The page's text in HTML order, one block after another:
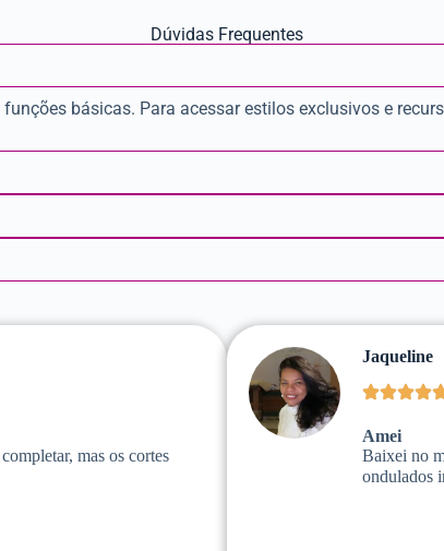
Dúvidas Frequentes
básicas. Para acessar estilos exclusivos e
mas os cortes
Jaqueline
Amei
Baixei no
ondulados